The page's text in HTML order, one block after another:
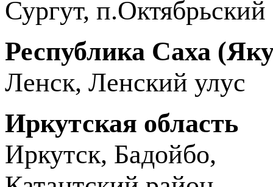
Сургут, п.Октябрьский
Республика Саха
Ленск, Ленский улус
Иркутская область
Иркутск, Бадойбо,